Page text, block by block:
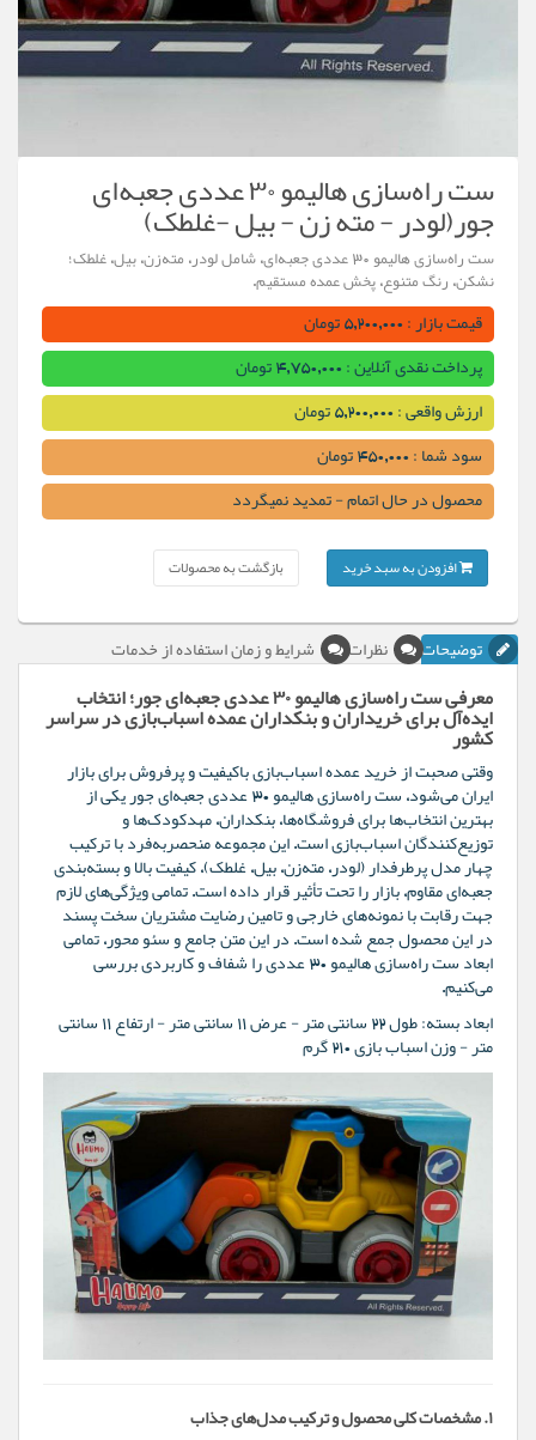
ست راه‌سازی هالیمو ۳۰ عددی جعبه‌ای
جور(لودر - مته زن - بیل -غلطک)
ست راه‌سازی هالیمو ۳۰ عددی جعبه‌ای، شامل لودر، مته‌زن، بیل، غلطک؛
نشکن، رنگ متنوع، پخش عمده مستقیم.
قیمت بازار : 5,200,000 تومان
پرداخت نقدی آنلاین : 4,750,000 تومان
ارزش واقعی : 5,200,000 تومان
سود شما : 450,000 تومان
محصول در حال اتمام - تمدید نمیگردد
افزودن به سبد خرید بازگشت به محصولات
توضیحات نظرات شرایط و زمان استفاده از خدمات
معرفی ست راه‌سازی هالیمو ۳۰ عددی جعبه‌ای جور؛ انتخاب
ایده‌آل برای خریداران و بنکداران عمده اسباب‌بازی در سراسر
کشور
وقتی صحبت از خرید عمده اسباب‌بازی باکیفیت و پرفروش برای بازار
ایران می‌شود، ست راه‌سازی هالیمو ۳۰ عددی جعبه‌ای جور یکی از
بهترین انتخاب‌ها برای فروشگاه‌ها، بنکداران، مهدکودک‌ها و
توزیع‌کنندگان اسباب‌بازی است. این مجموعه منحصربه‌فرد با ترکیب
چهار مدل پرطرفدار (لودر، مته‌زن، بیل، غلطک)، کیفیت بالا و بسته‌بندی
جعبه‌ای مقاوم، بازار را تحت تأثیر قرار داده است. تمامی ویژگی‌های لازم
جهت رقابت با نمونه‌های خارجی و تامین رضایت مشتریان سخت‌ پسند
در این محصول جمع شده است. در این متن جامع و سئو محور، تمامی
ابعاد ست راه‌سازی هالیمو ۳۰ عددی را شفاف و کاربردی بررسی
می‌کنیم.
ابعاد بسته: طول 22 سانتی متر - عرض 11 سانتی متر - ارتفاع 11 سانتی
متر - وزن اسباب بازی 210 گرم
۱. مشخصات کلی محصول و ترکیب مدل‌های جذاب